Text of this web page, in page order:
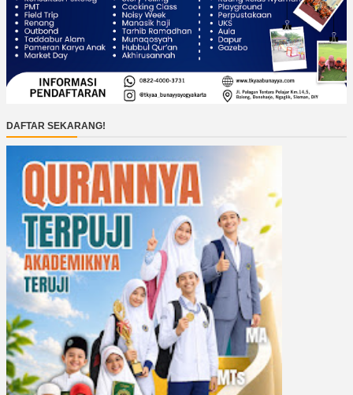
DAFTAR SEKARANG!